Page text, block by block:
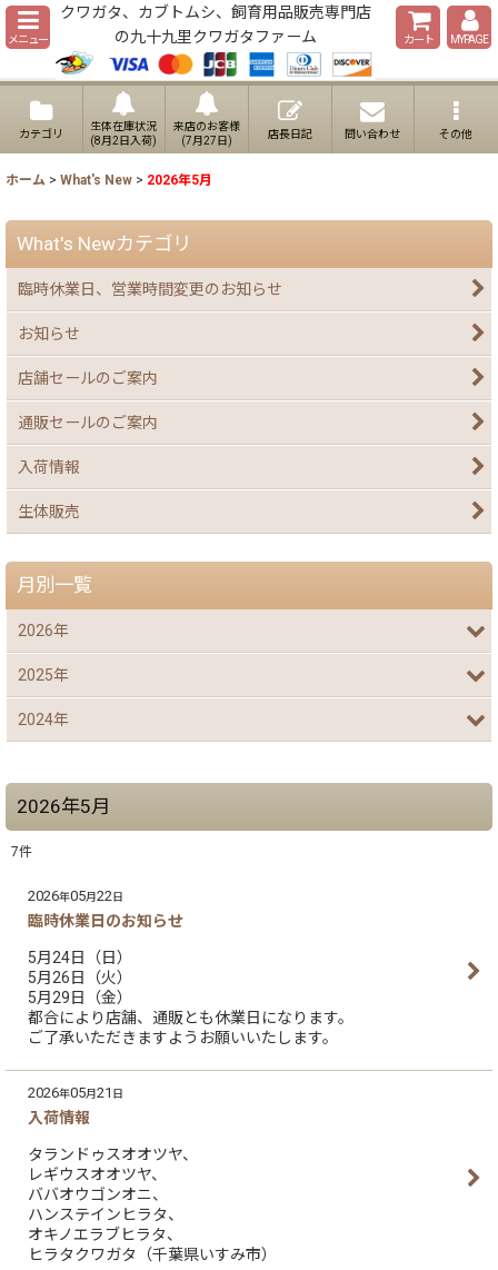
メニュー
クワガタ、カブトムシ、飼育用品販売専門店
の九十九里クワガタファーム
カート MYPAGE
カテゴリ
生体在庫状況
(8月2日入荷)
来店のお客様
(7月27日)
店長日記 問い合わせ その他
ホーム > What's New > 2026年5月
2026年5月
7件
2026年05月22日
臨時休業日のお知らせ
5月24日（日）
5月26日（火）
5月29日（金）
都合により店舗、通販とも休業日になります。
ご了承いただきますようお願いいたします。
2026年05月21 日
入荷情報
タランドゥスオオツヤ、
レギウスオオツヤ、
ババオウゴンオニ、
ハンステインヒラタ、
オキノエラブヒラタ、
ヒラタクワガタ（千葉県いすみ市）
What's Newカテゴリ
臨時休業日、営業時間変更のお知らせ
お知らせ
店舗セールのご案内
通販セールのご案内
入荷情報
生体販売
月別一覧
2026年
2025年
2024年